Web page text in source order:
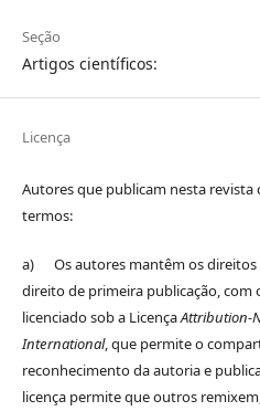
Seção
Artigos científicos:
Licença
Autores que publicam nesta
termos:
a) Os autores mantêm os direitos
direito de primeira publicação,
licenciado sob a LicençaAttribution-
International, que permite o
reconhecimento da autoria e
licença permite que outros